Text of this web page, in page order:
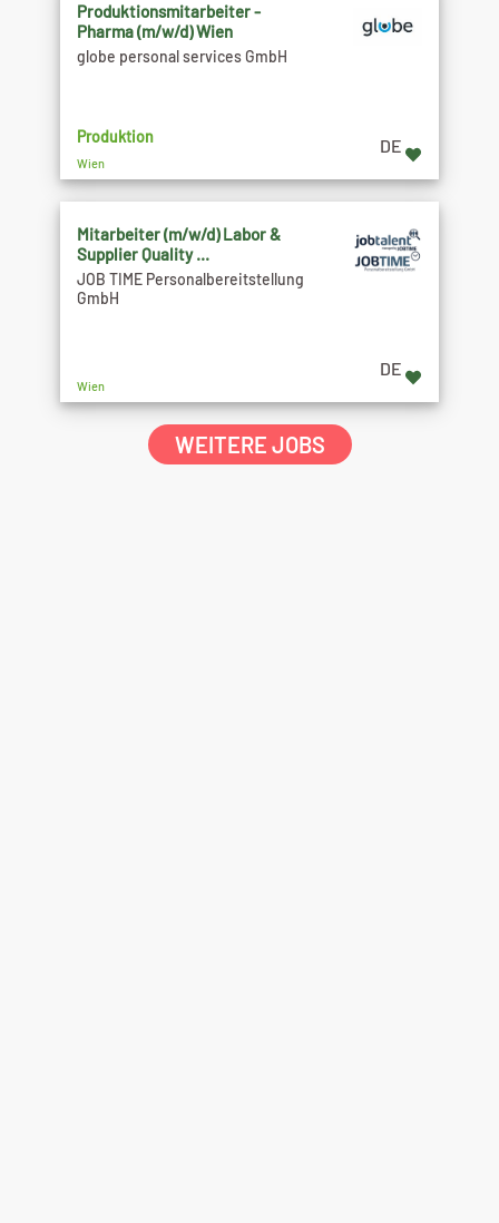
Produktionsmitarbeiter -
Pharma (m/w/d) Wien
globe personal services GmbH
Produktion
Wien
DE
Mitarbeiter (m/w/d) Labor &
Supplier Quality ...
JOB TIME Personalbereitstellung
GmbH
Wien
DE
WEITERE JOBS